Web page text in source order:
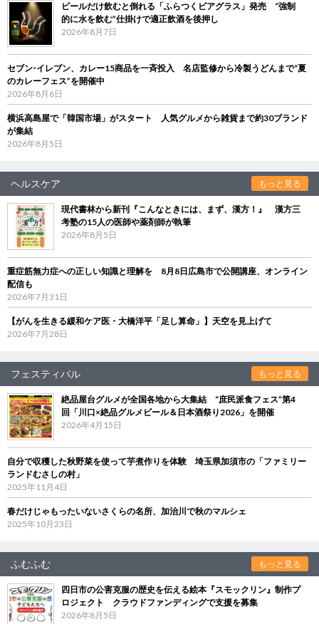
ビールだけ飲むと倒れる「ふらつくビアグラス」発売 “強制
的に水を飲む”仕掛けで適正飲酒を後押し
2026年8月7日
セブン‐イレブン、カレー15商品を一斉投入 名店監修から冷製うどんまで“夏
のカレーフェス”を開催中
2026年8月6日
横浜高島屋で「韓国市場」がスタート 人気グルメから雑貨まで約30ブランド
が集結
2026年8月5日
ヘルスケア もっと見る
現代書林から新刊『こんなときには、まず、漢方！』 漢方三
考塾の15人の医師や薬剤師が執筆
2026年8月5日
重症筋無力症への正しい知識と理解を 8月8日広島市で公開講座、オンライン
配信も
2026年7月31日
【がんを生きる緩和ケア医・大橋洋平「足し算命」】天空を見上げて
2026年7月28日
フェスティバル もっと見る
絶品屋台グルメが全国各地から大集結 “庶民派食フェス”第4
回「川口×絶品グルメビール＆日本酒祭り2026」を開催
2026年4月15日
自分で収穫した秋野菜を使って芋煮作りを体験 埼玉県加須市の「ファミリー
ランドむさしの村」
2025年11月4日
春だけじゃもったいないさくらの名所、加治川で秋のマルシェ
2025年10月23日
ふむふむ もっと見る
四日市の公害克服の歴史を伝える絵本『スモックリン』制作プ
ロジェクト クラウドファンディングで支援を募集
2026年8月5日